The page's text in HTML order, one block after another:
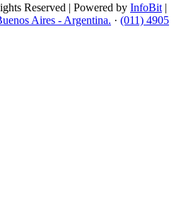
Reserved | Powered by InfoBit |
Aires - Argentina. · (011) 4905